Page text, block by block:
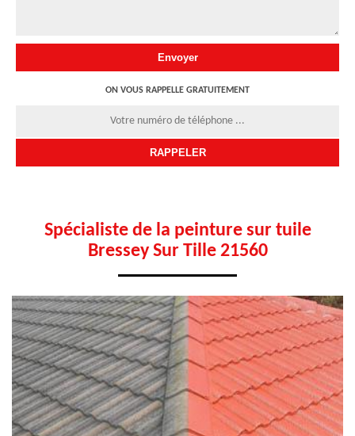
ON VOUS RAPPELLE GRATUITEMENT
Spécialiste de la peinture sur tuile
Bressey Sur Tille 21560